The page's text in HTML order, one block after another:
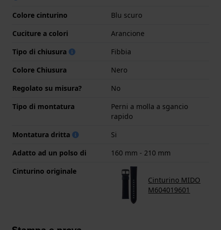
Colore cinturino
Blu scuro
Cuciture a colori
Arancione
Tipo di chiusura
Fibbia
Colore Chiusura
Nero
Regolato su misura?
No
Tipo di montatura
Perni a molla a sgancio
rapido
Montatura dritta
Si
Adatto ad un polso di
160 mm - 210 mm
Cinturino originale
Cinturino MIDO
M604019601